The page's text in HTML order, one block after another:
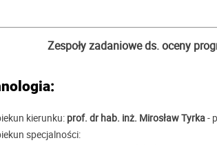
Zespoły zadaniowe ds. oceny
kierunku: prof. dr hab. inż. Mirosław Tyrka-
specjalności: